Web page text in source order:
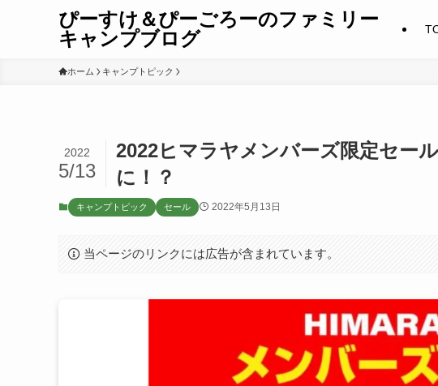
ぴーすけ＆ぴーごろーのファミリー
キャンプブログ
ホーム キャンプトピック
2022ヒマラヤメンバーズ限定セー
に！？
2022
5/13
キャンプトピック セール 2022年5月13日
当ページのリンクには広告が含まれています。